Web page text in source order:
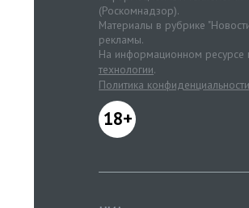
(Роскомнадзор).
Материалы в рубрике
рекламы.
На информационном ресурсе
технологии.
Политика конфиденциальности
18+